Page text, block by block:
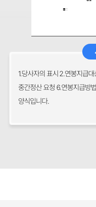
1.당사자의 표시 2.연봉지급
중간정산 요청 6.연봉지급방
양식입니다.